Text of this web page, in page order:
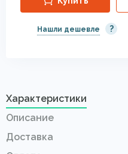
Нашли дешевле ?
Характеристики
Описание
Доставка